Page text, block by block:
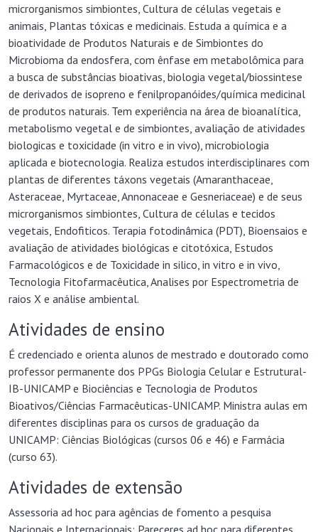
microrganismos simbiontes, Cultura de células vegetais e
animais, Plantas tóxicas e medicinais. Estuda a química e a
bioatividade de Produtos Naturais e de Simbiontes do
Microbioma da endosfera, com ênfase em metabolômica para
a busca de substâncias bioativas, biologia vegetal/biossintese
de derivados de isopreno e fenilpropanóides/química medicinal
de produtos naturais. Tem experiência na área de bioanalítica,
metabolismo vegetal e de simbiontes, avaliação de atividades
biologicas e toxicidade (in vitro e in vivo), microbiologia
aplicada e biotecnologia. Realiza estudos interdisciplinares com
plantas de diferentes táxons vegetais (Amaranthaceae,
Asteraceae, Myrtaceae, Annonaceae e Gesneriaceae) e de seus
microrganismos simbiontes, Cultura de células e tecidos
vegetais, Endofiticos. Terapia fotodinâmica (PDT), Bioensaios e
avaliação de atividades biológicas e citotóxica, Estudos
Farmacológicos e de Toxicidade in silico, in vitro e in vivo,
Tecnologia Fitofarmacêutica, Analises por Espectrometria de
raios X e análise ambiental.
Atividades de ensino
É credenciado e orienta alunos de mestrado e doutorado como
professor permanente dos PPGs Biologia Celular e Estrutural-
IB-UNICAMP e Biociências e Tecnologia de Produtos
Bioativos/Ciências Farmacêuticas-UNICAMP. Ministra aulas em
diferentes disciplinas para os cursos de graduação da
UNICAMP: Ciências Biológicas (cursos 06 e 46) e Farmácia
(curso 63).
Atividades de extensão
Assessoria ad hoc para agências de fomento a pesquisa
Nacionais e Internacionais; Pareceres ad hoc para diferentes